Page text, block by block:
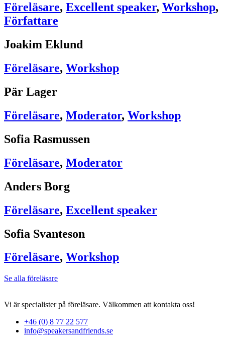
Föreläsare, Excellent speaker, Workshop,
Författare
Joakim Eklund
Föreläsare, Workshop
Pär Lager
Föreläsare, Moderator, Workshop
Sofia Rasmussen
Föreläsare, Moderator
Anders Borg
Föreläsare, Excellent speaker
Sofia Svanteson
Föreläsare, Workshop
Se alla föreläsare
Vi är specialister på föreläsare. Välkommen att kontakta oss!
+46 (0) 8 77 22 577
info@speakersandfriends.se